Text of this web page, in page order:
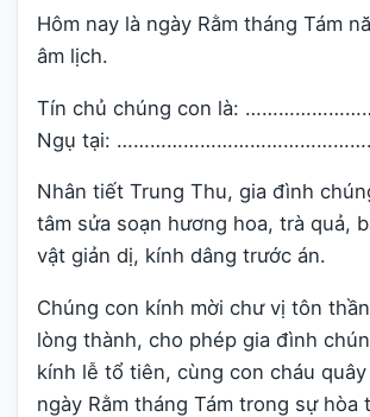
Hôm nay là ngày Rằm tháng Tám
âm lịch.
Tín chủ chúng con là:
Ngụ tại:
Nhân tiết Trung Thu, gia đình
tâm sửa soạn hương hoa, trà quả,
vật giản dị, kính dâng trước án.
Chúng con kính mời chư vị tôn
lòng thành, cho phép gia đình
kính lễ tổ tiên, cùng con cháu
ngày Rằm tháng Tám trong sự hòa